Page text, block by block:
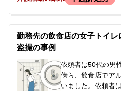
ることなく解決し
の対応に不安を感
勤務先の飲食店の女子トイレ
盗撮の事例
依頼者は50代の男
傍ら、飲食店でア
いました。依頼者